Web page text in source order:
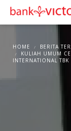
HOME
BERITA
KULIAH UMUM
INTERNATIONAL TBK